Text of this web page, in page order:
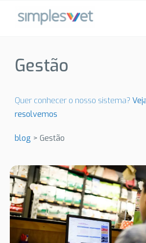
Gestão
Quer conhecer o nosso sistema?
resolvemos
blog > Gestão